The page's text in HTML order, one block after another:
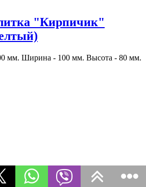
"Кирпичик"
мм. Ширина - 100 мм. Высота - 80 мм.
"Кирпичик"